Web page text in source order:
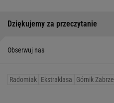
Dziękujemy za przeczytanie
Obserwuj nas
Radomiak Ekstraklasa Górnik Zabrze